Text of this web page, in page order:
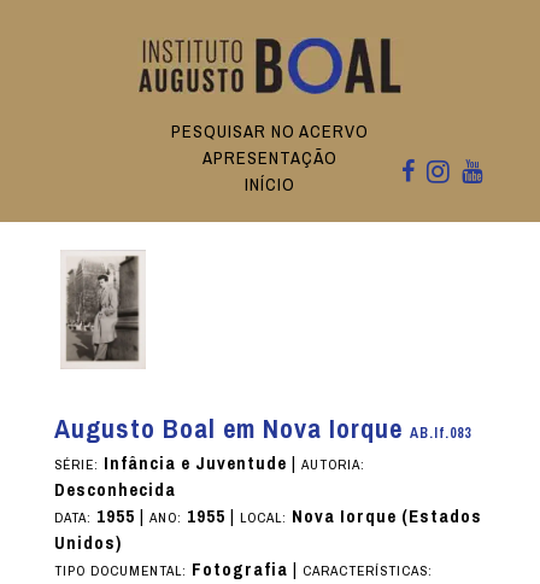
PESQUISAR NO ACERVO
APRESENTAÇÃO
INÍCIO
Augusto Boal em Nova Iorque AB.If.083
SÉRIE: Infância e Juventude| AUTORIA:
Desconhecida
DATA: 1955| ANO: 1955| LOCAL: Nova Iorque (Estados
Unidos)
TIPO DOCUMENTAL: Fotografia| CARACTERÍSTICAS: